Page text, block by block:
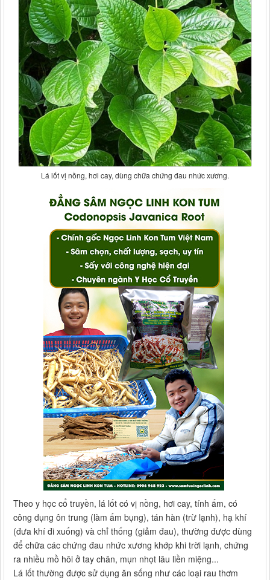
Lá lốt vị nồng, hơi cay, dùng chữa chứng đau nhức xương.
Theo y học cổ truyền, lá lốt có vị nồng, hơi cay, tính ấm, có
công dụng ôn trung (làm ấm bụng), tán hàn (trừ lạnh), hạ khí
(đưa khí đi xuống) và chỉ thống (giảm đau), thường được dùng
để chữa các chứng đau nhức xương khớp khi trời lạnh, chứng
ra nhiều mồ hôi ở tay chân, mụn nhọt lâu liền miệng...
Lá lốt thường được sử dụng ăn sống như các loại rau thơm